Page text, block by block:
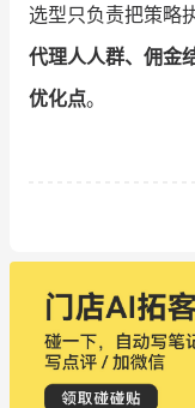
选型只负责把策略
代理人人群、佣金
优化点。